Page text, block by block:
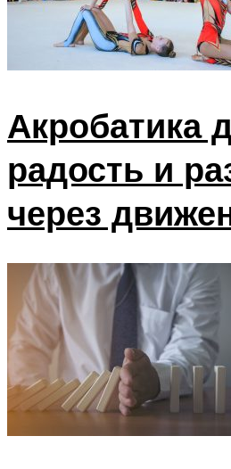
Акробатика
радость и
через